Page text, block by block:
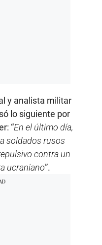
y analista militar
lo siguiente por
“En el último día,
soldados rusos
contra un
ucraniano”.